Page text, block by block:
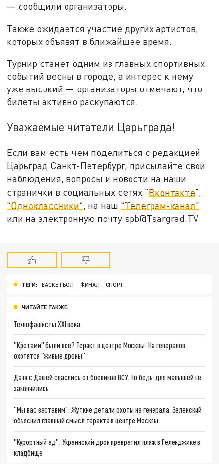
— сообщили организаторы.
Также ожидается участие других артистов,
которых объявят в ближайшее время.
Турнир станет одним из главных спортивных
событий весны в городе, а интерес к нему
уже высокий — организаторы отмечают, что
билеты активно раскупаются.
Уважаемые читатели Царьграда!
Если вам есть чем поделиться с редакцией
Царьград Санкт-Петербург, присылайте свои
наблюдения, вопросы и новости на наши
странички в социальных сетях "Вконтакте",
"Одноклассники", на наш "Телеграм-канал"
или на электронную почту spb@Tsargrad.TV
ТЕГИ: БАСКЕТБОЛ ФИНАЛ СПОРТ
ЧИТАЙТЕ ТАКЖЕ:
Технофашисты XXI века
"Кротами" были все? Теракт в центре Москвы: На генералов
охотятся "живые дроны"
Даня с Дашей спаслись от боевиков ВСУ. Но беды для малышей не
закончились
"Мы вас заставим": Жуткие детали охоты на генерала. Зеленский
объяснил главный смысл теракта в центре Москвы
"Курортный ад": Украинский дрон превратил пляж в Геленджике в
кладбище